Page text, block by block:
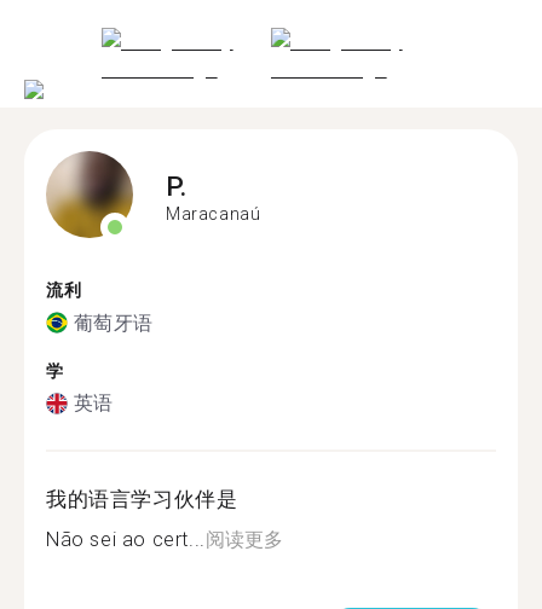
P.
Maracanaú
流利
葡萄牙语
学
英语
我的语言学习伙伴是
Não sei ao cert...阅读更多